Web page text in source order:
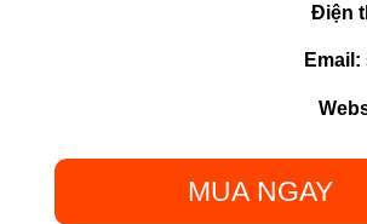
Điện
Email:
MUA NGAY